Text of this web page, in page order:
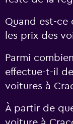
Quand est-ce
les prix des
Parmi
effectue-t-il
voitures à
À partir de